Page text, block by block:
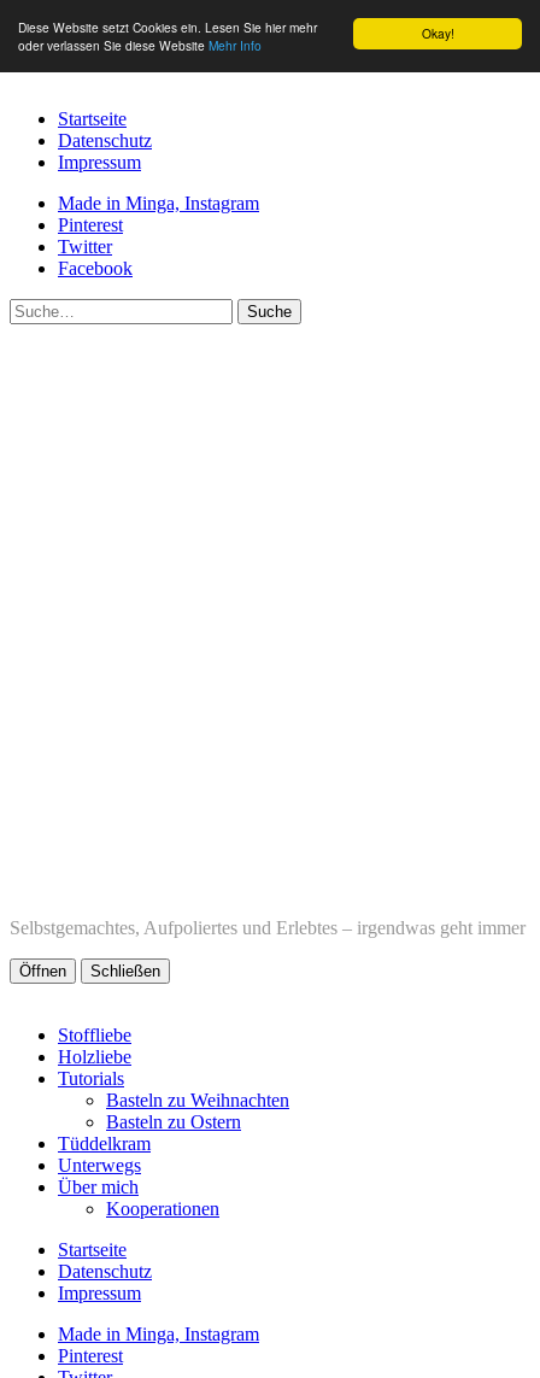
Okay!
Diese Website setzt Cookies ein. Lesen Sie hier mehr
oder verlassen Sie diese Website Mehr Info
Startseite
Datenschutz
Impressum
Made in Minga, Instagram
Pinterest
Twitter
Facebook
Suche
Selbstgemachtes, Aufpoliertes und Erlebtes – irgendwas geht immer
Öffnen Schließen
Stoffliebe
Holzliebe
Tutorials
Basteln zu Weihnachten
Basteln zu Ostern
Tüddelkram
Unterwegs
Über mich
Kooperationen
Startseite
Datenschutz
Impressum
Made in Minga, Instagram
Pinterest